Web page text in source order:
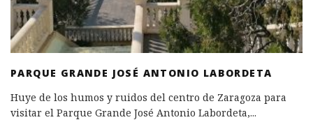
PARQUE GRANDE JOSÉ ANTONIO LABORDETA
Huye de los humos y ruidos del centro de Zaragoza para
visitar el Parque Grande José Antonio Labordeta,...